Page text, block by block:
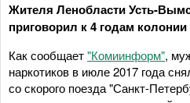
Жителя Ленобласти Усть-
приговорил к 4 годам
Как сообщает"Комиинформ",
наркотиков в июле 2017 года
со скорого поезда "Санкт-